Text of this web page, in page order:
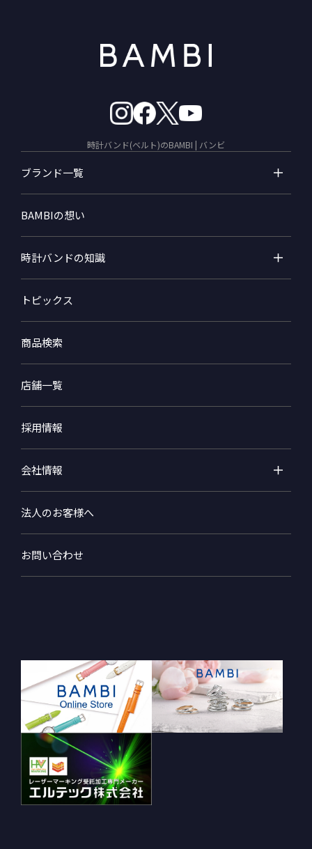
時計バンド(ベルト)のBAMBI | バンビ
ブランド一覧
BAMBIの想い
時計バンドの知識
トピックス
商品検索
店舗一覧
採用情報
会社情報
法人のお客様へ
お問い合わせ